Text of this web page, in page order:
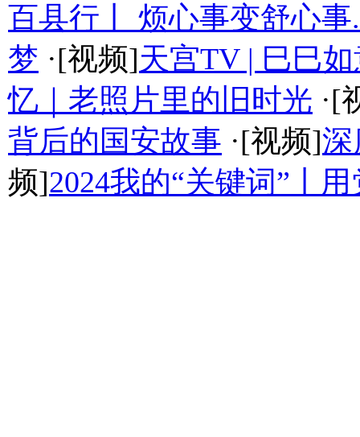
百县行丨 烦心事变舒心事
梦 ·[视频]天宫TV | 巳巳
忆｜老照片里的旧时光 ·[
背后的国安故事 ·[视频]深
频]2024我的“关键词”丨